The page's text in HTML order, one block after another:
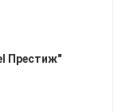
Престиж"